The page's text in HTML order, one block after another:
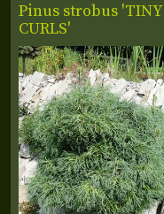
Pinus strobus 'TINY
CURLS'